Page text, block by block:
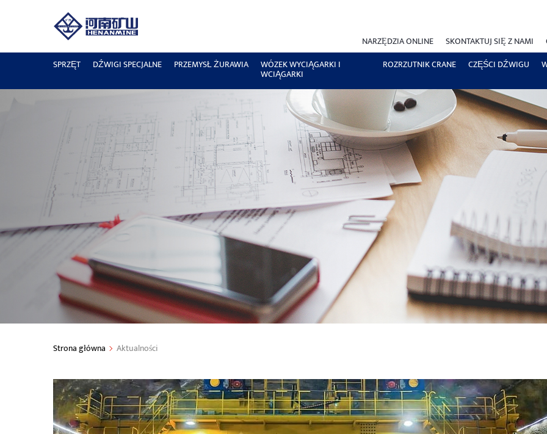
NARZĘDZIA ONLINE SKONTAKTUJ SIĘ Z NAMI
SPRZĘT
DŹWIGI SPECJALNE PRZEMYSŁ ŻURAWIA WÓZEK WYCIĄGARKI I
WCIĄGARKI
ROZRZUTNIK CRANE CZĘŚCI DŹWIGU
Strona główna Aktualności